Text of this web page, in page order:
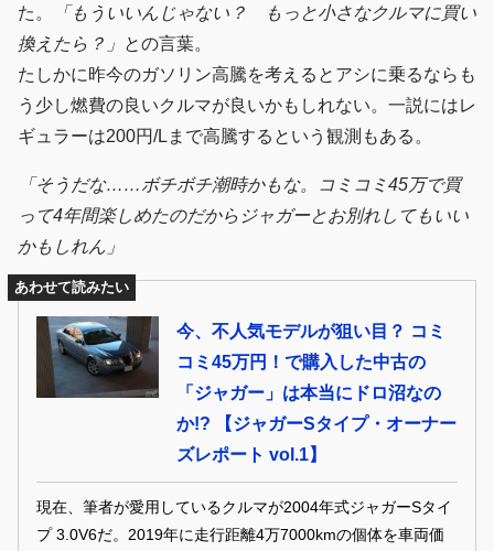
には支障がないレベルにはある。本来ならばフルレストして
一気に新車に近い状態に戻したいところだが、万年金欠病の
筆者にそんな余裕があるはずもなく、対処療法で悪くなった
ところを修理している状況だ。今回は迫り来る車検に備え、
購入時から履かせっぱなしで息絶えたタイヤ交換についてリ
た。
「もういいんじゃない？ もっと小さなクルマに買い
換えたら？」 との言葉。
たしかに昨今のガソリン高騰を考えるとアシに乗るならも
う少し燃費の良いクルマが良いかもしれない。一説にはレ
ギュラーは200円/Lまで高騰するという観測もある。
「そうだな……ボチボチ潮時かもな。コミコミ45万で買
って4年間楽しめたのだからジャガーとお別れしてもいい
かもしれん」
あわせて読みたい
今、不人気モデルが狙い目？ コミ
コミ45万円！で購入した中古の
「ジャガー」は本当にドロ沼なの
か!? 【ジャガーSタイプ・オーナー
ズレポート vol.1】
現在、筆者が愛用しているクルマが2004年式ジャガーSタイ
プ 3.0V6だ。2019年に走行距離4万7000kmの個体を車両価